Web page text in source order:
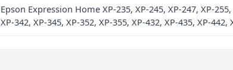
Epson Expression Home XP-235, XP-245, XP-247, XP-
XP-342, XP-345, XP-352, XP-355, XP-432, XP-435, XP-442,